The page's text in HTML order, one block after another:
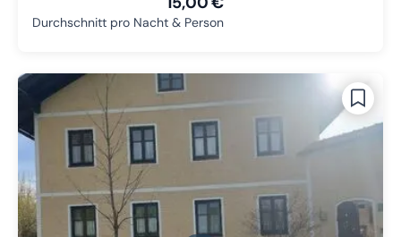
Durchschnitt pro Nacht & Person